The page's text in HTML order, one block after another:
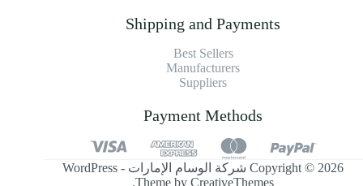
Shipping and Payments
Best Sellers
Manufacturers
Suppliers
Payment Methods
Copyright © 2026 شركة الوسام الإمارات - WordPress
Theme byCreativeThemes
.